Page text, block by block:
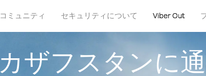
コミュニティ セキュリティについて Viber Out
ザフスタンに